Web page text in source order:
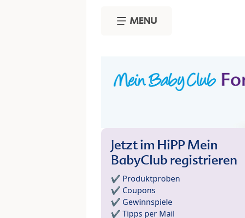
MENU
Jetzt im HiPP Mein
BabyClub registrieren
✔️ Produktproben
✔️ Coupons
✔️ Gewinnspiele
✔️ Tipps per Mail